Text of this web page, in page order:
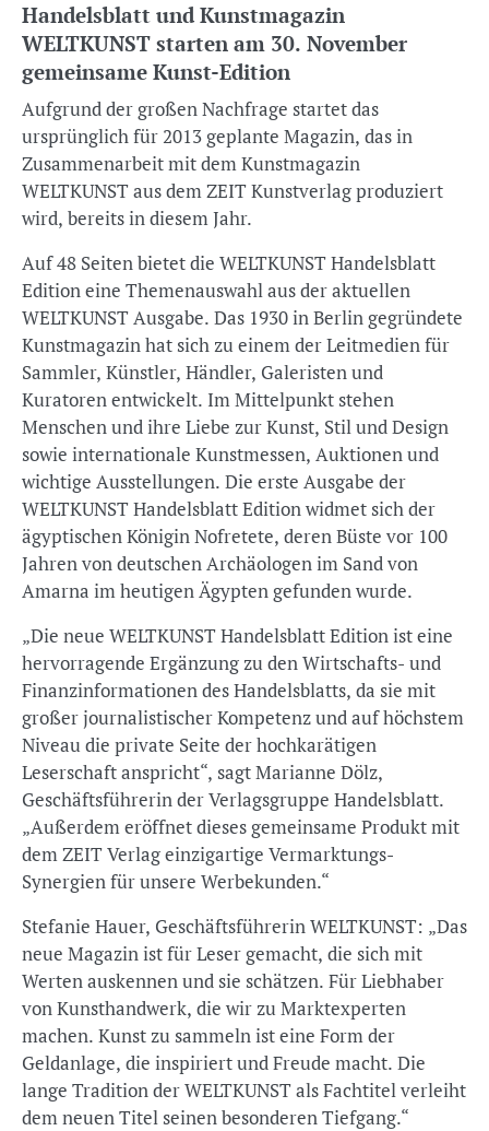
Handelsblatt und Kunstmagazin
WELTKUNST starten am 30. November
gemeinsame Kunst-Edition
Aufgrund der großen Nachfrage startet das
ursprünglich für 2013 geplante Magazin, das in
Zusammenarbeit mit dem Kunstmagazin
WELTKUNST aus dem ZEIT Kunstverlag produziert
wird, bereits in diesem Jahr.
Auf 48 Seiten bietet die WELTKUNST Handelsblatt
Edition eine Themenauswahl aus der aktuellen
WELTKUNST Ausgabe. Das 1930 in Berlin gegründete
Kunstmagazin hat sich zu einem der Leitmedien für
Sammler, Künstler, Händler, Galeristen und
Kuratoren entwickelt. Im Mittelpunkt stehen
Menschen und ihre Liebe zur Kunst, Stil und Design
sowie internationale Kunstmessen, Auktionen und
wichtige Ausstellungen. Die erste Ausgabe der
WELTKUNST Handelsblatt Edition widmet sich der
ägyptischen Königin Nofretete, deren Büste vor 100
Jahren von deutschen Archäologen im Sand von
Amarna im heutigen Ägypten gefunden wurde.
„Die neue WELTKUNST Handelsblatt Edition ist eine
hervorragende Ergänzung zu den Wirtschafts- und
Finanzinformationen des Handelsblatts, da sie mit
großer journalistischer Kompetenz und auf höchstem
Niveau die private Seite der hochkarätigen
Leserschaft anspricht“, sagt Marianne Dölz,
Geschäftsführerin der Verlagsgruppe Handelsblatt.
„Außerdem eröffnet dieses gemeinsame Produkt mit
dem ZEIT Verlag einzigartige Vermarktungs-
Synergien für unsere Werbekunden.“
Stefanie Hauer, Geschäftsführerin WELTKUNST: „Das
neue Magazin ist für Leser gemacht, die sich mit
Werten auskennen und sie schätzen. Für Liebhaber
von Kunsthandwerk, die wir zu Marktexperten
machen. Kunst zu sammeln ist eine Form der
Geldanlage, die inspiriert und Freude macht. Die
lange Tradition der WELTKUNST als Fachtitel verleiht
dem neuen Titel seinen besonderen Tiefgang.“